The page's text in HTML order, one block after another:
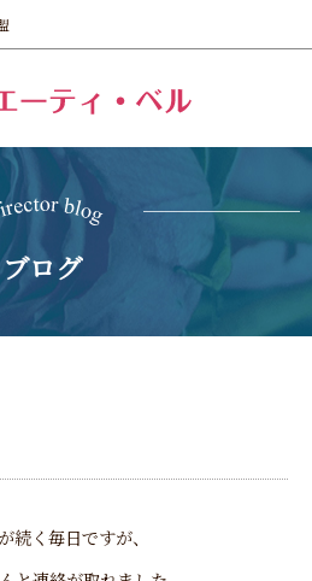
ブログ
続く毎日ですが、